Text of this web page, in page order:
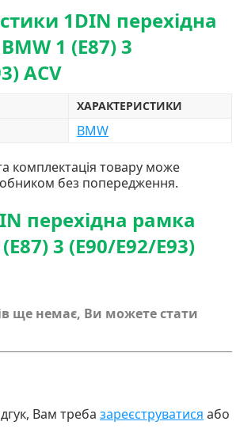
1DIN перехідна
1 (E87) 3
ACV
ХАРАКТЕРИСТИКИ
BMW
комплектація товару може
без попередження.
перехідна рамка
3 (E90/E92/E93)
ще немає, Ви можете стати
Вам треба зареєструватися або